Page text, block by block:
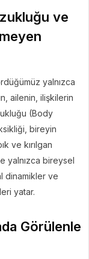
ve
yalnızca
ailenin, ilişkilerin
(Body
bireyin
ve kırılgan
yalnızca bireysel
dinamikler ve
yatar.
Görülenle